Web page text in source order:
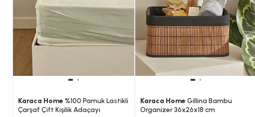
Karaca Home %100 Pamuk Lastikli
Çarşaf Çift Kişilik Adaçayı
Karaca Home Gillina Bambu
Organizer 36x26x18 cm